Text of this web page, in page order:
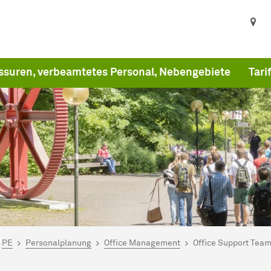
verbeamtetes Personal, Nebengebiete
hier:
PE Personalplanung Office Management Office Support